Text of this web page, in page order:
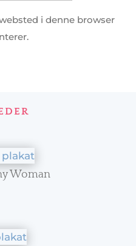
i denne browser
Woman